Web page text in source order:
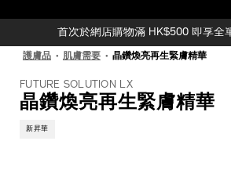
首次於網店購物滿 HK$500 即享全
護膚品 肌膚需要 晶鑽煥亮再生緊膚精華
FUTURE SOLUTION LX
晶鑽煥亮再生緊膚精華
新昇華